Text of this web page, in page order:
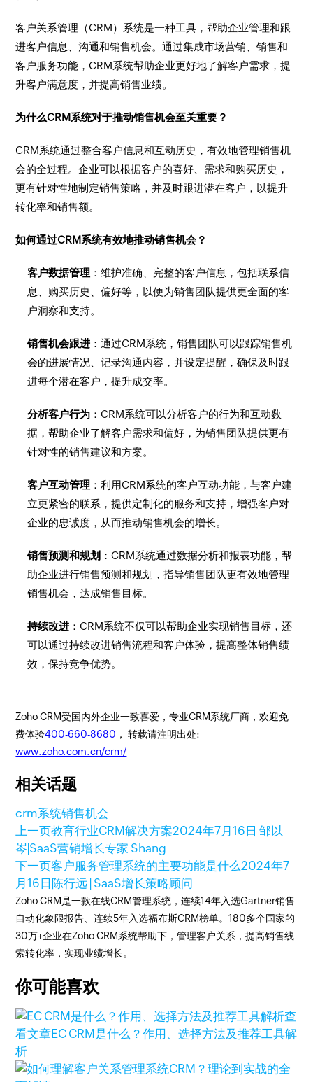
客户关系管理（CRM）系统是一种工具，帮助企业管理和跟
进客户信息、沟通和销售机会。通过集成市场营销、销售和
客户服务功能，CRM系统帮助企业更好地了解客户需求，提
升客户满意度，并提高销售业绩。
为什么CRM系统对于推动销售机会至关重要？
CRM系统通过整合客户信息和互动历史，有效地管理销售机
会的全过程。企业可以根据客户的喜好、需求和购买历史，
更有针对性地制定销售策略，并及时跟进潜在客户，以提升
转化率和销售额。
如何通过CRM系统有效地推动销售机会？
客户数据管理 ：维护准确、完整的客户信息，包括联系信
息、购买历史、偏好等，以便为销售团队提供更全面的客
户洞察和支持。
销售机会跟进 ：通过CRM系统，销售团队可以跟踪销售机
会的进展情况、记录沟通内容，并设定提醒，确保及时跟
进每个潜在客户，提升成交率。
分析客户行为 ：CRM系统可以分析客户的行为和互动数
据，帮助企业了解客户需求和偏好，为销售团队提供更有
针对性的销售建议和方案。
客户互动管理 ：利用CRM系统的客户互动功能，与客户建
立更紧密的联系，提供定制化的服务和支持，增强客户对
企业的忠诚度，从而推动销售机会的增长。
销售预测和规划 ：CRM系统通过数据分析和报表功能，帮
助企业进行销售预测和规划，指导销售团队更有效地管理
销售机会，达成销售目标。
持续改进 ：CRM系统不仅可以帮助企业实现销售目标，还
可以通过持续改进销售流程和客户体验，提高整体销售绩
效，保持竞争优势。
Zoho CRM受国内外企业一致喜爱，专业CRM系统厂商，欢迎免
费体验400-660-8680 ， 转载请注明出处:
www.zoho.com.cn/crm/
相关话题
crm系统销售机会
上一页教育行业CRM解决方案2024年7月16日 邹以
岑|SaaS营销增长专家 Shang
下一页客户服务管理系统的主要功能是什么2024年7
月16日 陈行远 | SaaS增长策略顾问
Zoho CRM是一款在线CRM管理系统，连续14年入选Gartner销售
自动化象限报告、连续5年入选福布斯CRM榜单。180多个国家的
30万+企业在Zoho CRM系统帮助下，管理客户关系，提高销售线
索转化率，实现业绩增长。
你可能喜欢
查
看文章EC CRM是什么？作用、选择方法及推荐工具解
析